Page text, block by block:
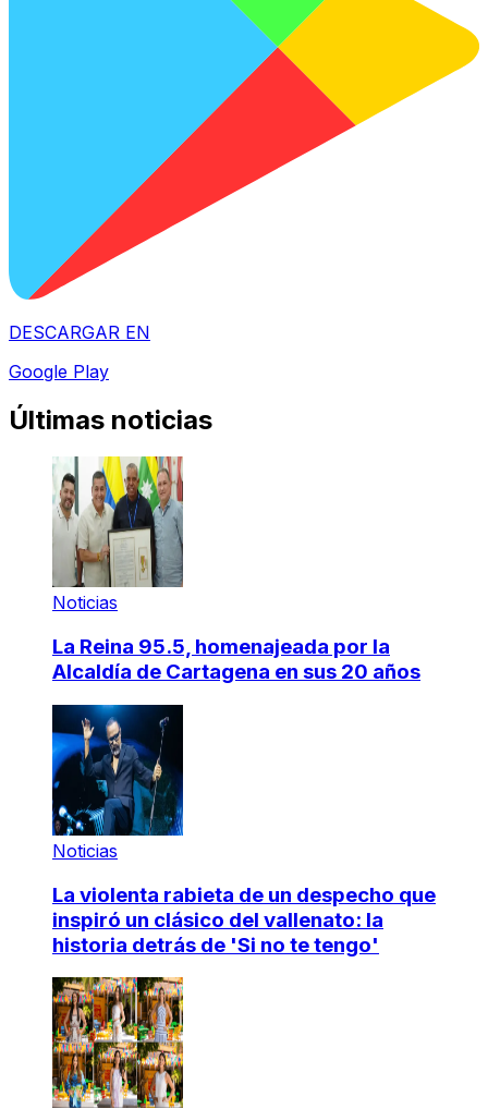
DESCARGAR EN
Google Play
Últimas noticias
Noticias
La Reina 95.5, homenajeada por la
Alcaldía de Cartagena en sus 20 años
Noticias
La violenta rabieta de un despecho que
inspiró un clásico del vallenato: la
historia detrás de 'Si no te tengo'